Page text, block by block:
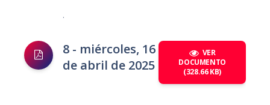
.
8 - miércoles, 16
de abril de 2025
VER
DOCUMENTO
(328.66 KB)